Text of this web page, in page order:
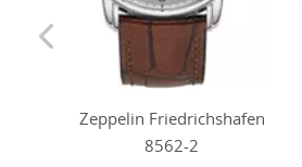
Zeppelin Friedrichshafen
8562-2